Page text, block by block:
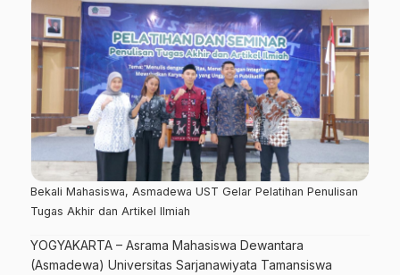
‎Bekali Mahasiswa, Asmadewa UST Gelar Pelatihan Penulisan
Tugas Akhir dan Artikel Ilmiah
‎YOGYAKARTA – Asrama Mahasiswa Dewantara
(Asmadewa) Universitas Sarjanawiyata Tamansiswa